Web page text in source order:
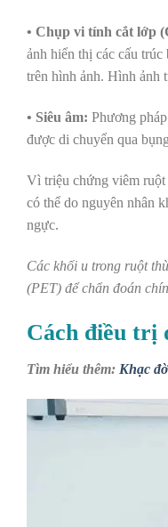
• Chụp vi tính cắt lớp
ảnh hiển thị các cấu
trên hình ảnh. Hình ảnh
• Siêu âm: Phương
được di chuyển qua
Vì triệu chứng viêm ruột
có thể do nguyên nhân
ngực.
Các khối u trong ruột
(PET) để chẩn đoán
Cách điều trị
Tìm hiểu thêm: Khạc